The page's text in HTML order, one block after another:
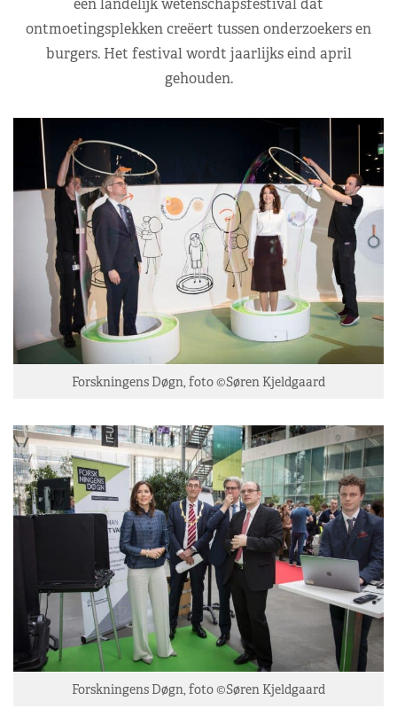
ontmoetingsplekken creëert tussen onderzoekers en
burgers. Het festival wordt jaarlijks eind april
gehouden.
Forskningens Døgn, foto ©Søren Kjeldgaard
Forskningens Døgn, foto ©Søren Kjeldgaard